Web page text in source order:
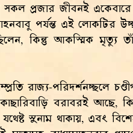
প্রজার জীবনই
পর্যন্ত এই লোকটির
কিন্তু আকস্মিক মৃত্যু
রাজ্য-পরিদর্শনচ্ছলে
বরাবরই আছে,
যথেষ্ট সুনাম থাকায়,